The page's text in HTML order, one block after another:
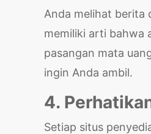
Anda melihat berita
memiliki arti bahwa
pasangan mata
ingin Anda ambil.
4.
Setiap situs